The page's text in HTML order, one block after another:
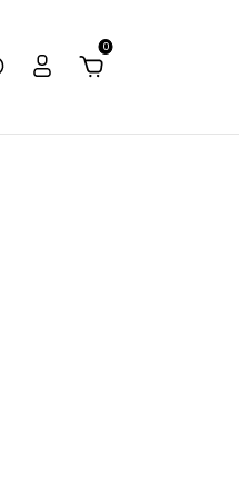
Cómo Comprar
0